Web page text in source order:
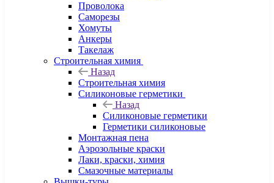
Проволока
Саморезы
Хомуты
Анкеры
Такелаж
Строительная химия
Назад
Строительная химия
Силиконовые герметики
Назад
Силиконовые герметики
Герметики силиконовые
Монтажная пена
Аэрозольные краски
Лаки, краски, химия
Смазочные материалы